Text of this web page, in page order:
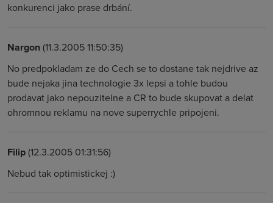
konkurenci jako prase drbání.
Nargon(11.3.2005 11:50:35)
No predpokladam ze do Cech se to dostane tak nejdrive az
bude nejaka jina technologie 3x lepsi a tohle budou
prodavat jako nepouzitelne a CR to bude skupovat a delat
ohromnou reklamu na nove superrychle pripojeni.
Filip(12.3.2005 01:31:56)
Nebud tak optimistickej :)